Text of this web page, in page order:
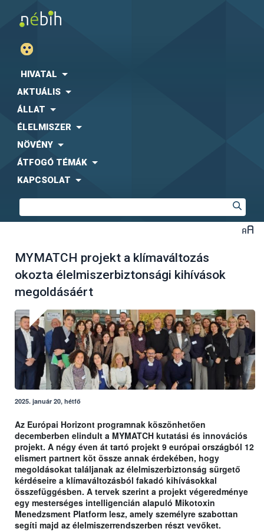
HIVATAL
AKTUÁLIS
ÁLLAT
ÉLELMISZER
NÖVÉNY
ÁTFOGÓ TÉMÁK
KAPCSOLAT
MYMATCH projekt a klímaváltozás
okozta élelmiszerbiztonsági kihívások
megoldásáért
2025. január 20, hétfő
Az Európai Horizont programnak köszönhetően
decemberben elindult a MYMATCH kutatási és innovációs
projekt. A négy éven át tartó projekt 9 európai országból 12
elismert partnert köt össze annak érdekében, hogy
megoldásokat találjanak az élelmiszerbiztonság sürgető
kérdéseire a klímaváltozásból fakadó kihívásokkal
összefüggésben. A tervek szerint a projekt végeredménye
egy mesterséges intelligencián alapuló Mikotoxin
Menedzsment Platform lesz, amely személyre szabottan
segíti majd az élelmiszerrendszerben részt vevőket.